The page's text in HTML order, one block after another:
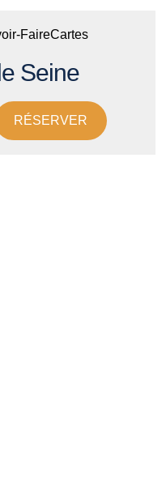
FaireCartes
Seine
RÉSERVER